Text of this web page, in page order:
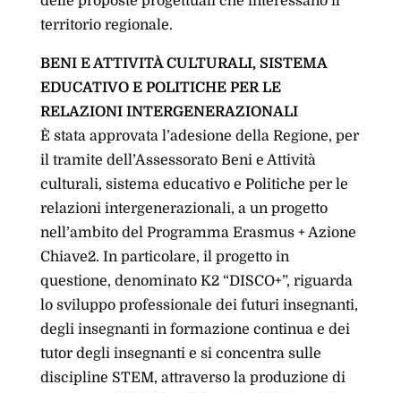
territorio regionale.
BENI E ATTIVITÀ CULTURALI, SISTEMA
EDUCATIVO E POLITICHE PER LE
RELAZIONI INTERGENERAZIONALI
È stata approvata l’adesione della Regione, per
il tramite dell’Assessorato Beni e Attività
culturali, sistema educativo e Politiche per le
relazioni intergenerazionali, a un progetto
nell’ambito del Programma Erasmus + Azione
Chiave2. In particolare, il progetto in
questione, denominato K2 “DISCO+”, riguarda
lo sviluppo professionale dei futuri insegnanti,
degli insegnanti in formazione continua e dei
tutor degli insegnanti e si concentra sulle
discipline STEM, attraverso la produzione di